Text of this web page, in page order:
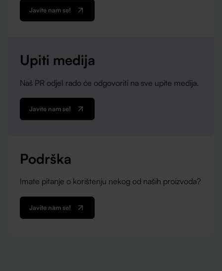
Javite nam se!
Upiti medija
Naš PR odjel rado će odgovoriti na sve upite medija.
Javite nam se!
Podrška
Imate pitanje o korištenju nekog od naših proizvoda?
Javite nam se!